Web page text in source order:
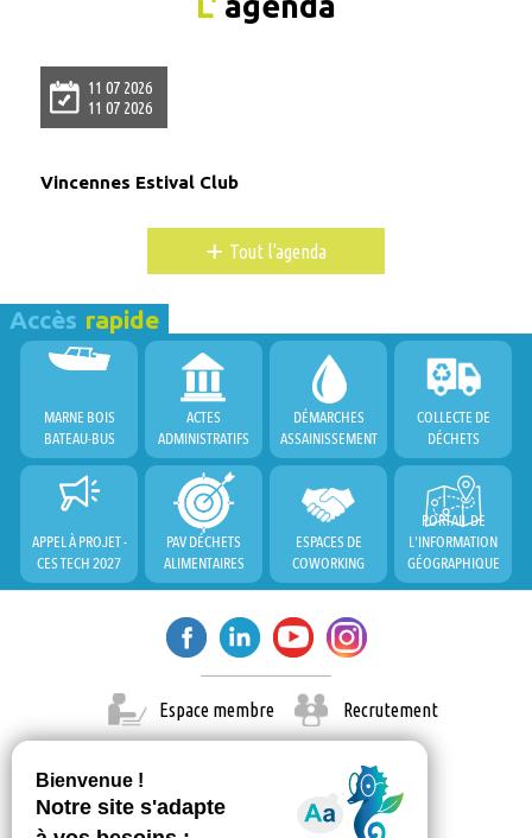
11 07 2026
11 07 2026
Vincennes Estival Club
+ Tout l'agenda
Accès rapide
MARNE BOIS
BATEAU-BUS
ACTES
ADMINISTRATIFS
DÉMARCHES
ASSAINISSEMENT
COLLECTE DE
DÉCHETS
APPEL À PROJET -
CES TECH 2027
PAV DÉCHETS
ALIMENTAIRES
ESPACES DE
COWORKING
PORTAIL DE
L'INFORMATION
GÉOGRAPHIQUE
Espace membre Recrutement